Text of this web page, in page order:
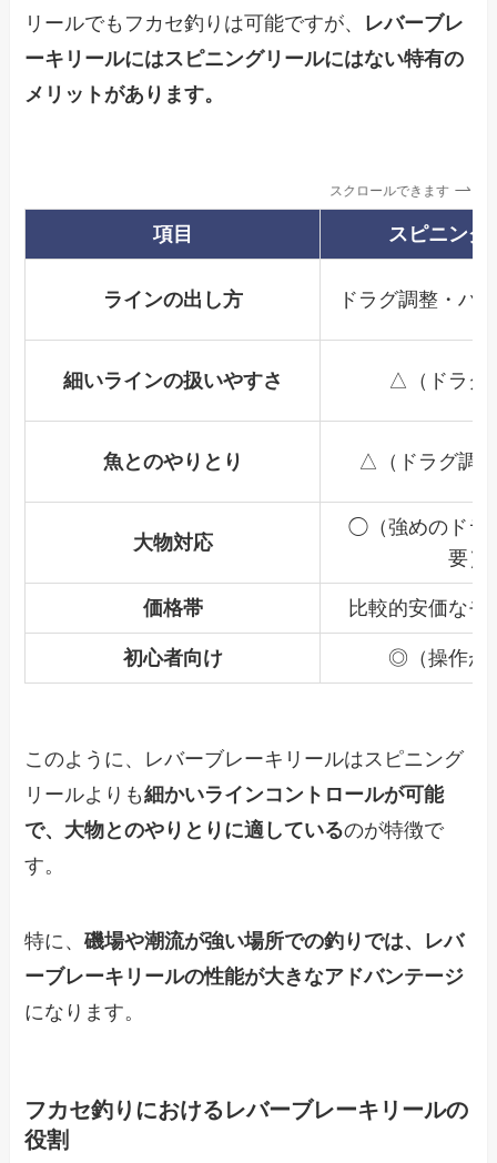
リールでもフカセ釣りは可能ですが、 レバーブレ
ーキリールにはスピニングリールにはない特有の
メリットがあります。
スクロールできます
項目 スピニング
ラインの出し方 ドラグ調整・ハ
細いラインの扱いやすさ △（ドラグ
魚とのやりとり △（ドラグ調
大物対応
◯（強めのドラ
要）
価格帯 比較的安価なモ
初心者向け ◎（操作が
このように、レバーブレーキリールはスピニング
リールよりも細かいラインコントロールが可能
で、大物とのやりとりに適しているのが特徴で
す。
特に、磯場や潮流が強い場所での釣りでは、レバ
ーブレーキリールの性能が大きなアドバンテージ
になります。
フカセ釣りにおけるレバーブレーキリールの
役割